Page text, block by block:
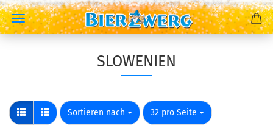
SLOWENIEN
Sortieren nach
Sortieren nach 32 pro Seite
pro Seite